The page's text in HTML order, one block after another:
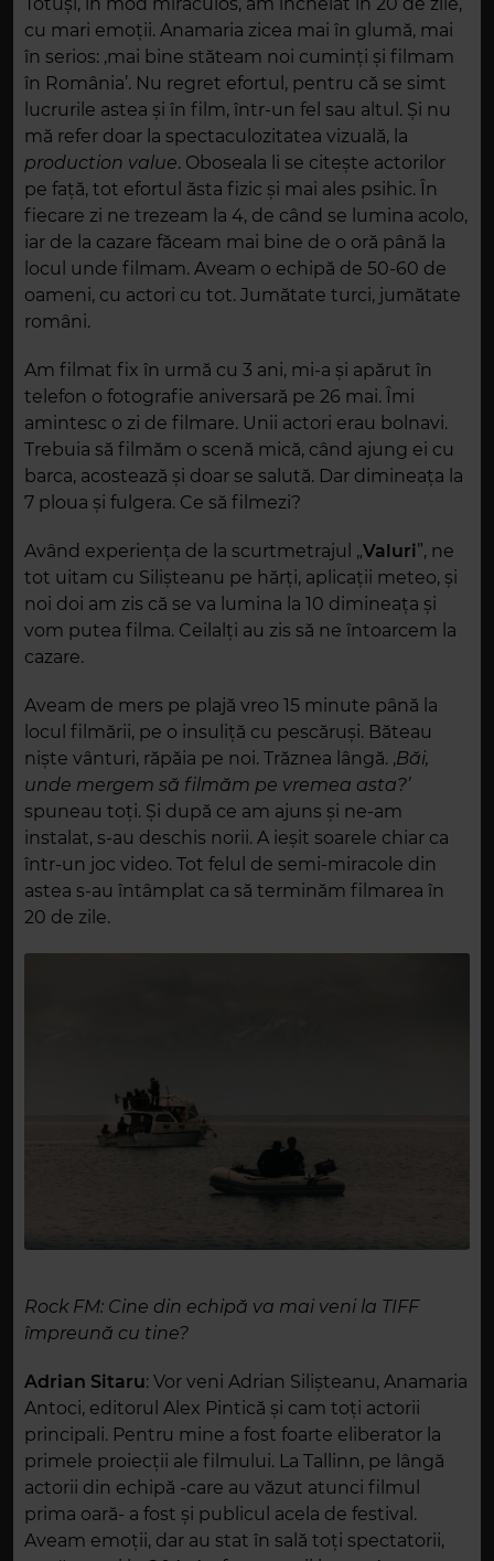
cu mari emoții. Anamaria zicea mai în glumă, mai
în serios: ,mai bine stăteam noi cuminți și filmam
în România’. Nu regret efortul, pentru că se simt
lucrurile astea și în film, într-un fel sau altul. Și nu
mă refer doar la spectaculozitatea vizuală, la
production value. Oboseala li se citește actorilor
pe față, tot efortul ăsta fizic și mai ales psihic. În
fiecare zi ne trezeam la 4, de când se lumina acolo,
iar de la cazare făceam mai bine de o oră până la
locul unde filmam. Aveam o echipă de 50-60 de
oameni, cu actori cu tot. Jumătate turci, jumătate
români.
Am filmat fix în urmă cu 3 ani, mi-a și apărut în
telefon o fotografie aniversară pe 26 mai. Îmi
amintesc o zi de filmare. Unii actori erau bolnavi.
Trebuia să filmăm o scenă mică, când ajung ei cu
barca, acostează și doar se salută. Dar dimineața la
7 ploua și fulgera. Ce să filmezi?
Având experiența de la scurtmetrajul „Valuri”, ne
tot uitam cu Silișteanu pe hărți, aplicații meteo, și
noi doi am zis că se va lumina la 10 dimineața și
vom putea filma. Ceilalți au zis să ne întoarcem la
cazare.
Aveam de mers pe plajă vreo 15 minute până la
locul filmării, pe o insuliță cu pescăruși. Băteau
niște vânturi, răpăia pe noi. Trăznea lângă. ,Băi,
unde mergem să filmăm pe vremea asta?’
spuneau toți. Și după ce am ajuns și ne-am
instalat, s-au deschis norii. A ieșit soarele chiar ca
într-un joc video. Tot felul de semi-miracole din
astea s-au întâmplat ca să terminăm filmarea în
20 de zile.
Rock FM: Cine din echipă va mai veni la TIFF
împreună cu tine?
Adrian Sitaru: Vor veni Adrian Silișteanu, Anamaria
Antoci, editorul Alex Pintică și cam toți actorii
principali. Pentru mine a fost foarte eliberator la
primele proiecții ale filmului. La Tallinn, pe lângă
actorii din echipă -care au văzut atunci filmul
prima oară- a fost și publicul acela de festival.
Aveam emoții, dar au stat în sală toți spectatorii,